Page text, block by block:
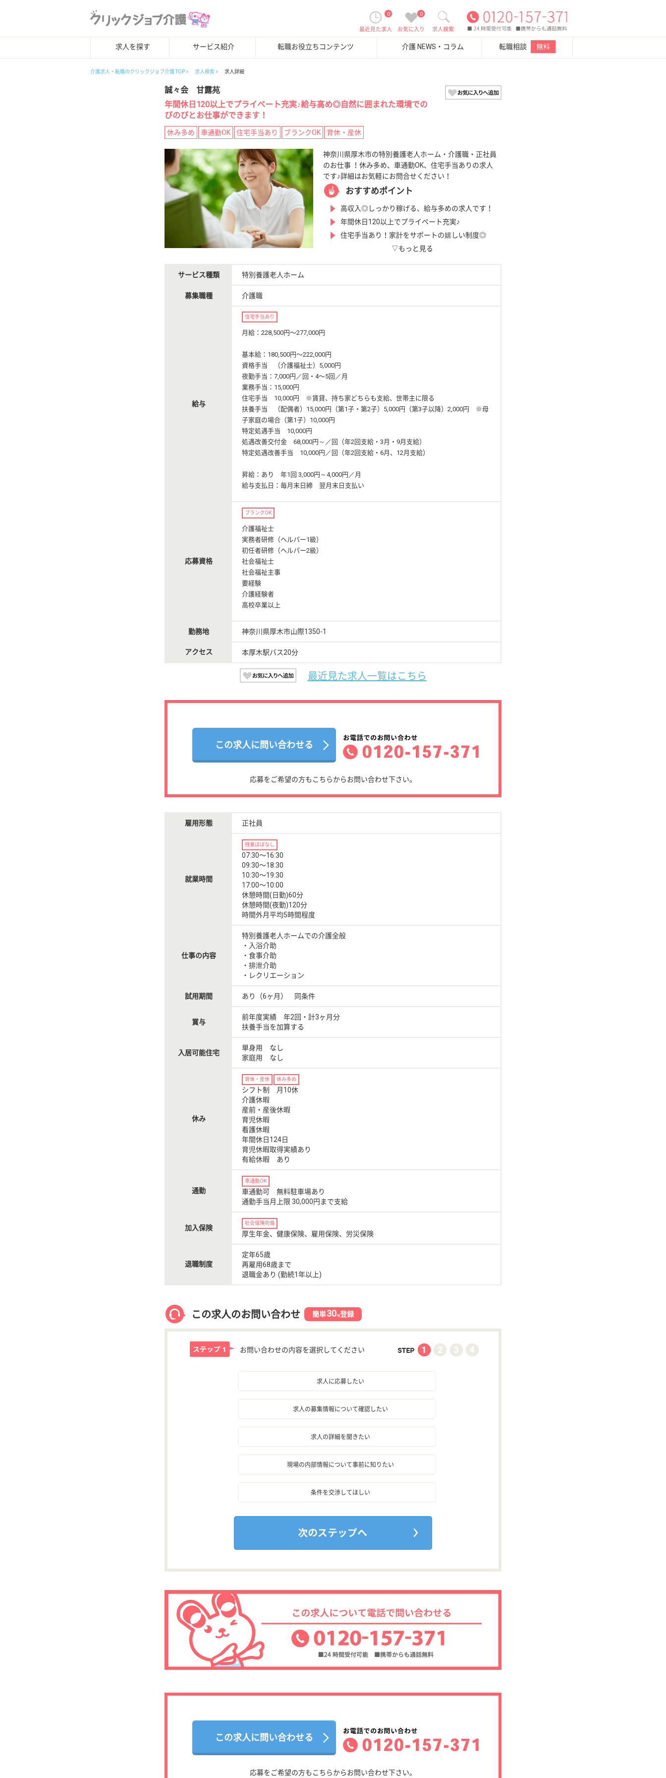
求人検索
0
お気に入り
0
最近見た求人
求人を探す サービス紹介 転職お役立ちコンテンツ 介護 NEWS・コラム 転職相談 無料
介護求人・転職のクリックジョブ介護 TOP 求人検索 求人詳細
誠々会 甘露苑
年間休日120以上でプライベート充実♪給与高め◎自然に囲まれた環境での
びのびとお仕事ができます！
休み多め 車通勤OK 住宅手当あり ブランクOK 育休・産休
神奈川県厚木市の特別養護老人ホーム・介護職・正社員
のお仕事 ！休み多め、車通勤OK、住宅手当ありの求人
です♪詳細はお気軽にお問合せください！
おすすめポイント
高収入◎しっかり稼げる、給与多めの求人です！
年間休日120以上でプライベート充実♪
住宅手当あり！家計をサポートの嬉しい制度◎
▽もっと見る
サービス種類 特別養護老人ホーム
募集職種 介護職
給与
住宅手当あり
月給：228,500円〜277,000円
基本給：180,500円〜222,000円
資格手当 （介護福祉士）5,000円
夜勤手当：7,000円／回・4〜5回／月
業務手当：15,000円
住宅手当 10,000円 ※賃貸、持ち家どちらも支給、世帯主に限る
扶養手当 （配偶者）15,000円（第1子・第2子）5,000円（第3子以降）2,000円 ※母
子家庭の場合（第1子）10,000円
特定処遇手当 10,000円
処遇改善交付金 68,000円～／回（年2回支給・3月・9月支給）
特定処遇改善手当 10,000円／回（年2回支給・6月、12月支給）
昇給：あり 年1回 3,000円～4,000円／月
給与支払日：毎月末日締 翌月末日支払い
応募資格
ブランクOK
介護福祉士
実務者研修（ヘルパー1級）
初任者研修（ヘルパー2級）
社会福祉士
社会福祉主事
要経験
介護経験者
高校卒業以上
勤務地 神奈川県厚木市山際1350-1
アクセス 本厚木駅バス20分
最近見た求人一覧はこちら
この求人に問い合わせる
応募をご希望の方もこちらからお問い合わせ下さい。
雇用形態 正社員
就業時間
残業ほぼなし
07:30〜16:30
09:30〜18:30
10:30〜19:30
17:00〜10:00
休憩時間(日勤)60分
休憩時間(夜勤)120分
時間外月平均5時間程度
仕事の内容
特別養護老人ホームでの介護全般
・入浴介助
・食事介助
・排泄介助
・レクリエーション
試用期間 あり（6ヶ月） 同条件
賞与
前年度実績 年2回・計3ヶ月分
扶養手当を加算する
入居可能住宅
単身用 なし
家庭用 なし
休み
育休・産休 休み多め
シフト制 月10休
介護休暇
産前・産後休暇
育児休暇
看護休暇
年間休日124日
育児休暇取得実績あり
有給休暇 あり
通勤
車通勤OK
車通勤可 無料駐車場あり
通勤手当月上限 30,000円まで支給
加入保険
社会保険完備
厚生年金、健康保険、雇用保険、労災保険
退職制度
定年65歳
再雇用68歳まで
退職金あり (勤続1年以上)
この求人のお問い合わせ 簡単30秒登録
お問い合わせの内容を選択してください
求人に応募したい
求人の募集情報について確認したい
求人の詳細を聞きたい
現場の内部情報について事前に知りたい
条件を交渉してほしい
この求人に問い合わせる
応募をご希望の方もこちらからお問い合わせ下さい。